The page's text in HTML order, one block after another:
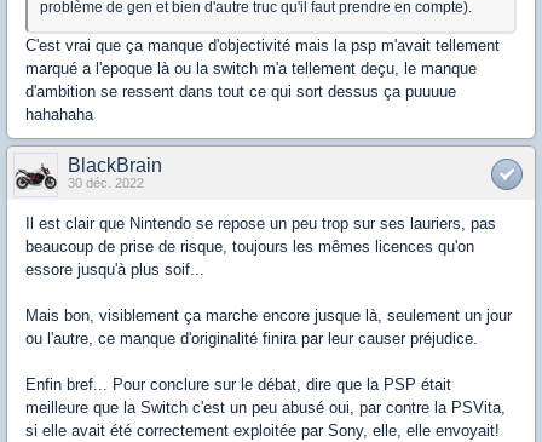
problème de gen et bien d'autre truc qu'il faut prendre en compte).
C'est vrai que ça manque d'objectivité mais la psp m'avait tellement
marqué a l'epoque là ou la switch m'a tellement deçu, le manque
d'ambition se ressent dans tout ce qui sort dessus ça puuuue
hahahaha
BlackBrain
30 déc. 2022
Il est clair que Nintendo se repose un peu trop sur ses lauriers, pas
beaucoup de prise de risque, toujours les mêmes licences qu'on
essore jusqu'à plus soif...
Mais bon, visiblement ça marche encore jusque là, seulement un jour
ou l'autre, ce manque d'originalité finira par leur causer préjudice.
Enfin bref... Pour conclure sur le débat, dire que la PSP était
meilleure que la Switch c'est un peu abusé oui, par contre la PSVita,
si elle avait été correctement exploitée par Sony, elle, elle envoyait!